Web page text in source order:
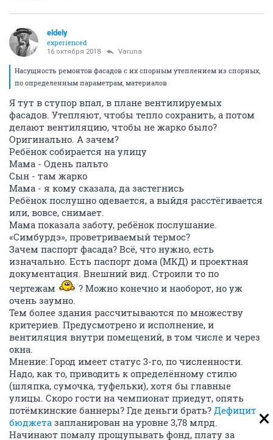
eldely
experienced
16 октября 2018 Varuna
Насущность ремонтов фасадов с их спорным утеплением из спорных,
по определенным параметрам, материалов
Я тут в ступор впал, в плане вентилируемых
фасадов. Утепляют, чтобы тепло сохранить, а потом
делают вентиляцию, чтобы не жарко было?
Оригинально. А зачем?
Ребёнок собирается на улицу
Мама - Одень пальто
Сын - там жарко
Мама - я кому сказала, да застегнись
Ребёнок послушно одевается, а выйдя расстёгивается
или, вовсе, снимает.
Мама показала заботу, ребёнок послушание.
«Симбурдэ», проветриваемый термос?
Зачем паспорт фасада? Всё, что нужно, есть
изначально. Есть паспорт дома (МКД) и проектная
документация. Внешний вид. Строили то по
чертежам
? Можно конечно и наоборот, но уж
очень заумно.
Тем более здания рассчитываются по множеству
критериев. Предусмотрено и исполнение, и
вентиляция внутри помещений, в том числе и через
окна.
Мнение: Город имеет статус 3-го, по численности.
Надо, как то, приводить к определённому стилю
(шляпка, сумочка, туфельки), хотя бы главные
улицы. Скоро гости на чемпионат приедут, опять
потёмкинские баннеры? Где деньги брать? Дефицит
бюджета запланирован на уровне 3,78 млрд.
Начинают помалу прощупывать фонд, плату за